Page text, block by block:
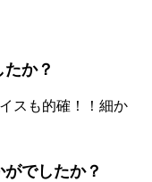
か？
スも的確！！細か
でしたか？